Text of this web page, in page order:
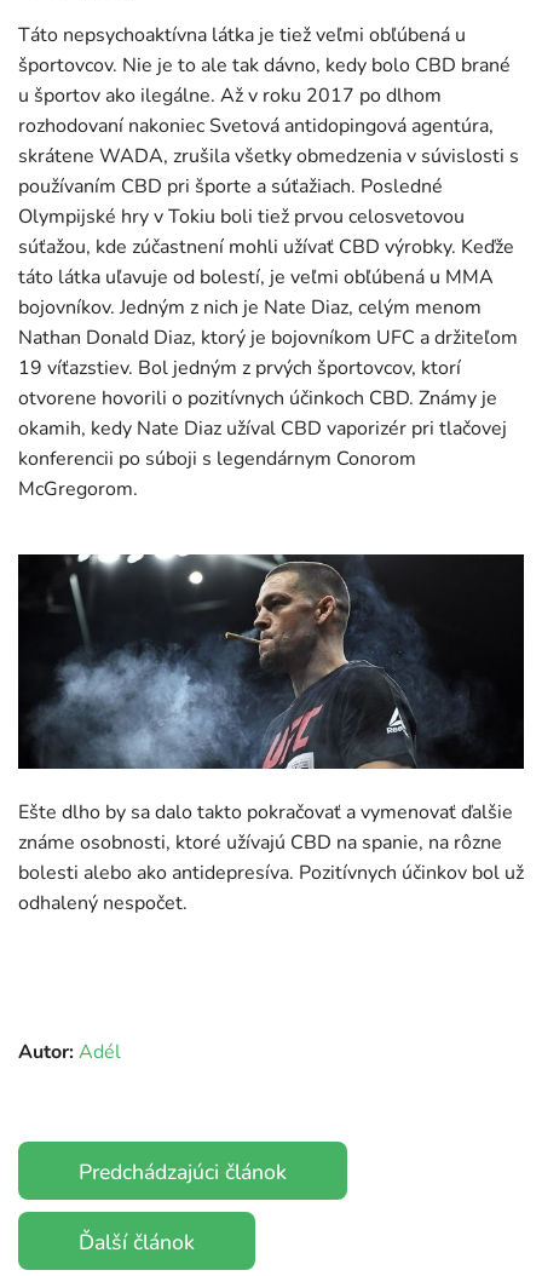
Táto nepsychoaktívna látka je tiež veľmi obľúbená u
športovcov. Nie je to ale tak dávno, kedy bolo CBD brané
u športov ako ilegálne. Až v roku 2017 po dlhom
rozhodovaní nakoniec Svetová antidopingová agentúra,
skrátene WADA, zrušila všetky obmedzenia v súvislosti s
používaním CBD pri športe a súťažiach. Posledné
Olympijské hry v Tokiu boli tiež prvou celosvetovou
súťažou, kde zúčastnení mohli užívať CBD výrobky. Keďže
táto látka uľavuje od bolestí, je veľmi obľúbená u MMA
bojovníkov. Jedným z nich je Nate Diaz, celým menom
Nathan Donald Diaz, ktorý je bojovníkom UFC a držiteľom
19 víťazstiev. Bol jedným z prvých športovcov, ktorí
otvorene hovorili o pozitívnych účinkoch CBD. Známy je
okamih, kedy Nate Diaz užíval CBD vaporizér pri tlačovej
konferencii po súboji s legendárnym Conorom
McGregorom.
Ešte dlho by sa dalo takto pokračovať a vymenovať ďalšie
známe osobnosti, ktoré užívajú CBD na spanie, na rôzne
bolesti alebo ako antidepresíva. Pozitívnych účinkov bol už
odhalený nespočet.
Autor:Adél
Predchádzajúci článok
Ďalší článok